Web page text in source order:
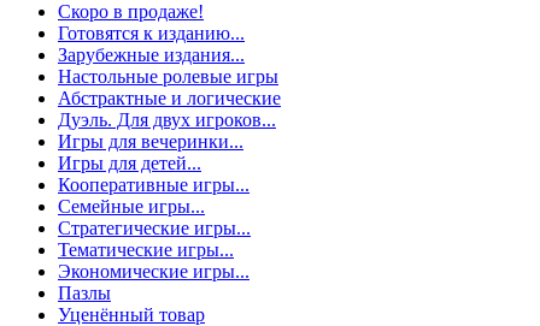
Скоро в продаже!
Готовятся к изданию...
Зарубежные издания...
Настольные ролевые игры
Абстрактные и логические
Дуэль. Для двух игроков...
Игры для вечеринки...
Игры для детей...
Кооперативные игры...
Семейные игры...
Стратегические игры...
Тематические игры...
Экономические игры...
Пазлы
Уценённый товар